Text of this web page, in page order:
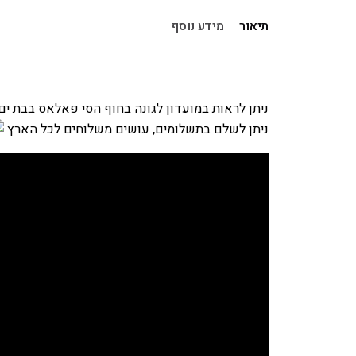
תיאור מידע נוסף
ניתן לראות במועדון לגונה בחוף הסי פאלאס בבת
ניתן לשלם בתשלומים, עושים משלוחים לכל הארץ